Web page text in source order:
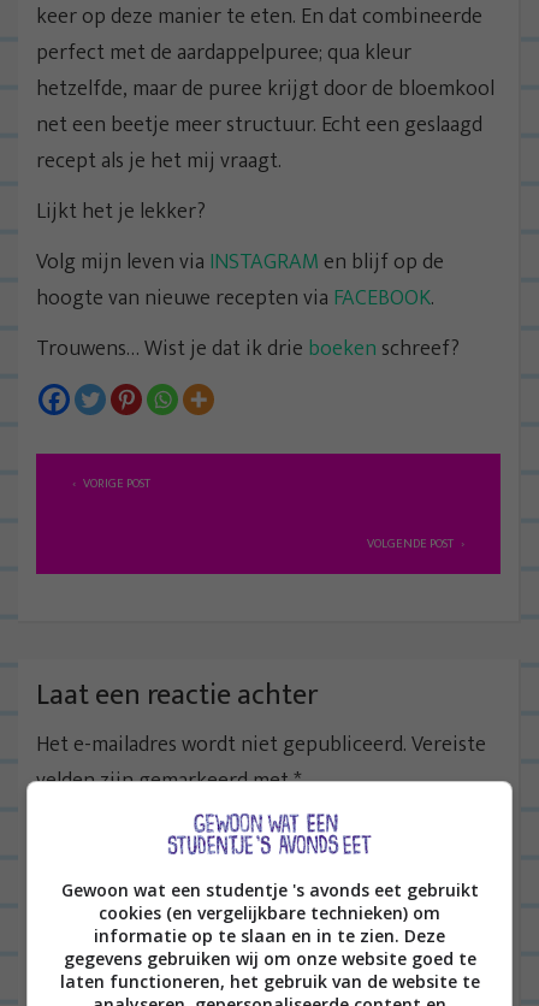
keer op deze manier te eten. En dat combineerde
perfect met de aardappelpuree; qua kleur
hetzelfde, maar de puree krijgt door de bloemkool
net een beetje meer structuur. Echt een geslaagd
recept als je het mij vraagt.
Lijkt het je lekker?
Volg mijn leven via INSTAGRAM en blijf op de
hoogte van nieuwe recepten via FACEBOOK.
Trouwens… Wist je dat ik drie boeken schreef?
B
i
t
a
v
VORIGE POST
VOLGENDE POST
Laat een reactie achter
Het e-mailadres wordt niet gepubliceerd.Vereiste
velden zijn gemarkeerd met*
Gewoon wat een studentje 's avonds eet gebruikt
cookies (en vergelijkbare technieken) om
informatie op te slaan en in te zien. Deze
gegevens gebruiken wij om onze website goed te
laten functioneren, het gebruik van de website te